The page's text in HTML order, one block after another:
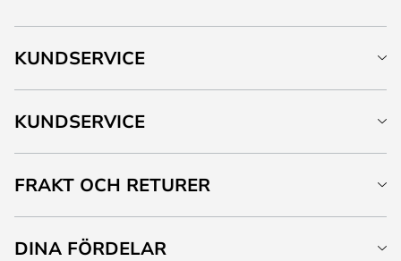
KUNDSERVICE
KUNDSERVICE
FRAKT OCH RETURER
DINA FÖRDELAR